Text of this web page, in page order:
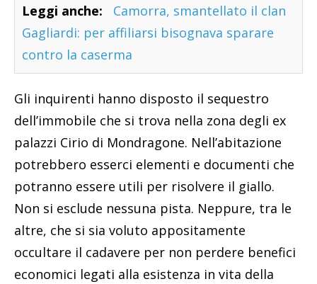
Leggi anche:
Camorra, smantellato il clan
Gagliardi: per affiliarsi bisognava sparare
contro la caserma
Gli inquirenti hanno disposto il sequestro
dell’immobile che si trova nella zona degli ex
palazzi Cirio di Mondragone. Nell’abitazione
potrebbero esserci elementi e documenti che
potranno essere utili per risolvere il giallo.
Non si esclude nessuna pista. Neppure, tra le
altre, che si sia voluto appositamente
occultare il cadavere per non perdere benefici
economici legati alla esistenza in vita della